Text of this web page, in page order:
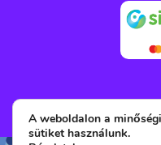
© 2025 All rights
A weboldalon a
sütiket használunk.